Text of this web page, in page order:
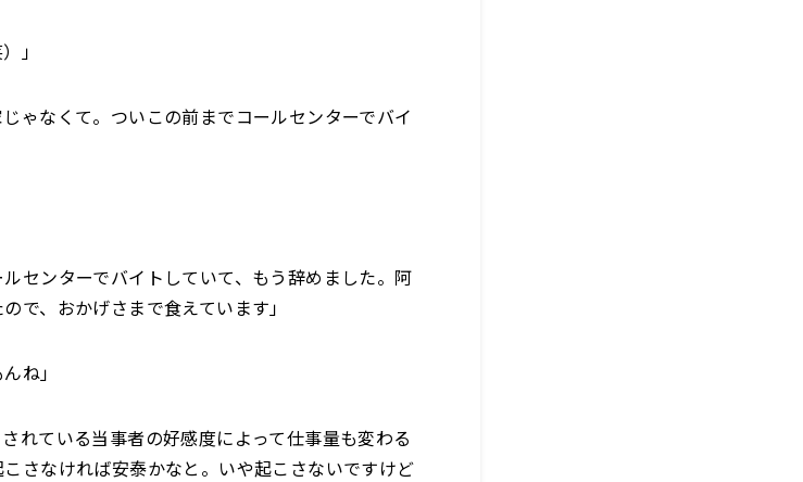
」
ゃなくて。ついこの前までコールセンターでバイ
ルセンターでバイトしていて、もう辞めました。阿
で、おかげさまで食えています」
ね」
されている当事者の好感度によって仕事量も変わる
さなければ安泰かなと。いや起こさないですけど